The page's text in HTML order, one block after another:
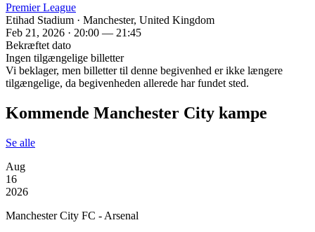
Premier League
Etihad Stadium · Manchester, United Kingdom
Feb 21, 2026 · 20:00 — 21:45
Bekræftet dato
Ingen tilgængelige billetter
Vi beklager, men billetter til denne begivenhed er ikke længere
tilgængelige, da begivenheden allerede har fundet sted.
Kommende Manchester City kampe
Se alle
Aug
16
2026
Manchester City FC - Arsenal